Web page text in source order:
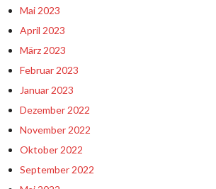
Mai 2023
April 2023
März 2023
Februar 2023
Januar 2023
Dezember 2022
November 2022
Oktober 2022
September 2022